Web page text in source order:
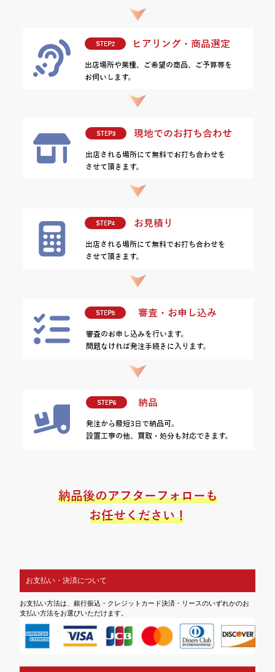
お支払い・決済について
お支払い方法は、銀行振込・クレジットカード決済・リースのいずれかのお
支払い方法をお選びいただけます。